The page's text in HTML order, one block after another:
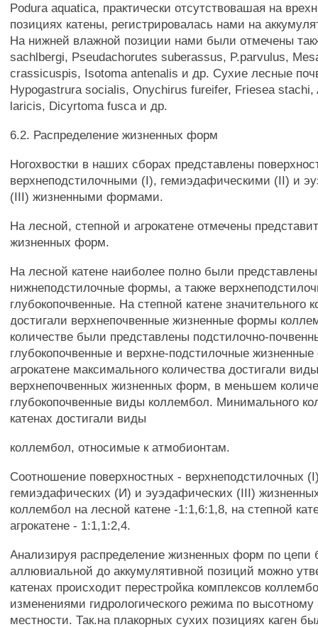
Podura aquatica, практически отсутствовашая на
позициях катены, регистрировалась нами на
На нижней влажной позиции нами были отмечены
sachlbergi, Pseudachorutes suberassus, P.parvulus,
crassicuspis, Isotoma antenalis и др. Сухие лесные
Hypogastrura socialis, Onychirus fureifer, Friesea stachi,
laricis, Dicyrtoma fusca и др.
6.2. Распределение жизненных форм
Ногохвостки в наших сборах представлены
верхнеподстилочными (I), гемиэдафическими (II) и
(III) жизненными формами.
На лесной, степной и агрокатене отмечены
жизненных форм.
На лесной катене наиболее полно были представлены
нижнеподстилочные формы, а также
глубокопочвенные. На степной катене значительного
достигали верхнепочвенные жизненные формы
количестве были представлены подстилочно-
глубокопочвенные и верхне-подстилочные
агрокатене максимального количества достигали
верхнепочвенных жизненных форм, в меньшем
глубокопочвенные виды коллембол. Минимального
катенах достигали виды
коллембол, относимые к атмобионтам.
Соотношение поверхностных - верхнеподстилочных
гемиэдафических (И) и эуэдафических (III)
коллембол на лесной катене -1:1,6:1,8, на степной
агрокатене - 1:1,1:2,4.
Анализируя распределение жизненных форм по цепи
аллювиальной до аккумулятивной позиций можно
катенах происходит перестройка комплексов
изменениями гидрологического режима по высотному
местности. Так.на плакорных сухих позициях каген